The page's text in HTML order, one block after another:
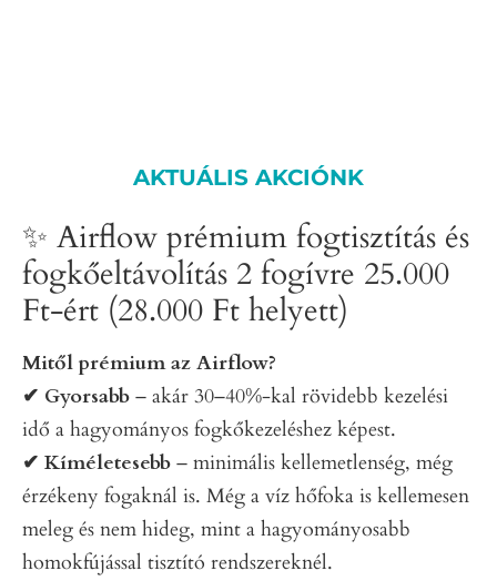
AKTUÁLIS AKCIÓNK
✨ Airflow prémium fogtisztítás és
fogkőeltávolítás 2 fogívre 25.000
Ft-ért (28.000 Ft helyett)
Mitől prémium az Airflow?
✔ Gyorsabb – akár 30–40%-kal rövidebb kezelési
idő a hagyományos fogkőkezeléshez képest.
✔ Kíméletesebb – minimális kellemetlenség, még
érzékeny fogaknál is. Még a víz hőfoka is kellemesen
meleg és nem hideg, mint a hagyományosabb
homokfújással tisztító rendszereknél.